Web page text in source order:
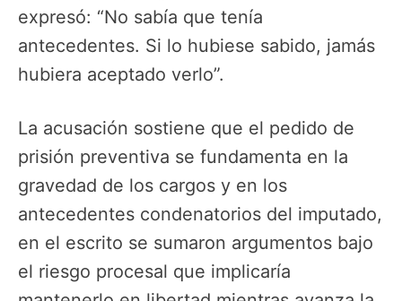
expresó: “No sabía que tenía
antecedentes. Si lo hubiese sabido, jamás
hubiera aceptado verlo”.
La acusación sostiene que el pedido de
prisión preventiva se fundamenta en la
gravedad de los cargos y en los
antecedentes condenatorios del imputado,
en el escrito se sumaron argumentos bajo
el riesgo procesal que implicaría